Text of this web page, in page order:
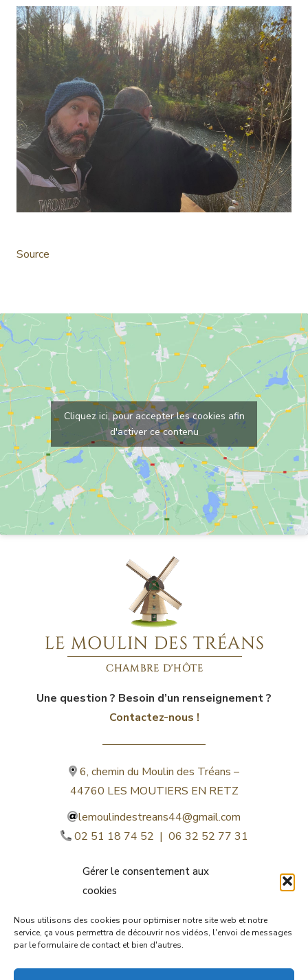
Gérer le consentement aux
cookies
Nous utilisons des cookies pour optimiser notre site web et notre
service, ça vous permettra de découvrir nos vidéos, l'envoi de messages
par le formulaire de contact et bien d'autres.
Source
Cliquez ici, pour accepter les cookies afin
d'activer ce contenu
Une question ? Besoin d’un renseignement ?
Contactez-nous !
6, chemin du Moulin des Tréans –
44760 LES MOUTIERS EN RETZ
lemoulindestreans44@gmail.com
02 51 18 74 52 | 06 32 52 77 31